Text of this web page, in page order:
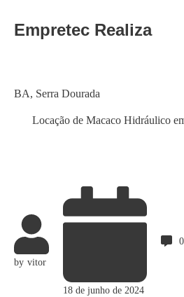
Empretec Realiza
Locação de Macaco Hidráulico
Category
BA, Serra Dourada
by vitor
18 de junho de 2024
0